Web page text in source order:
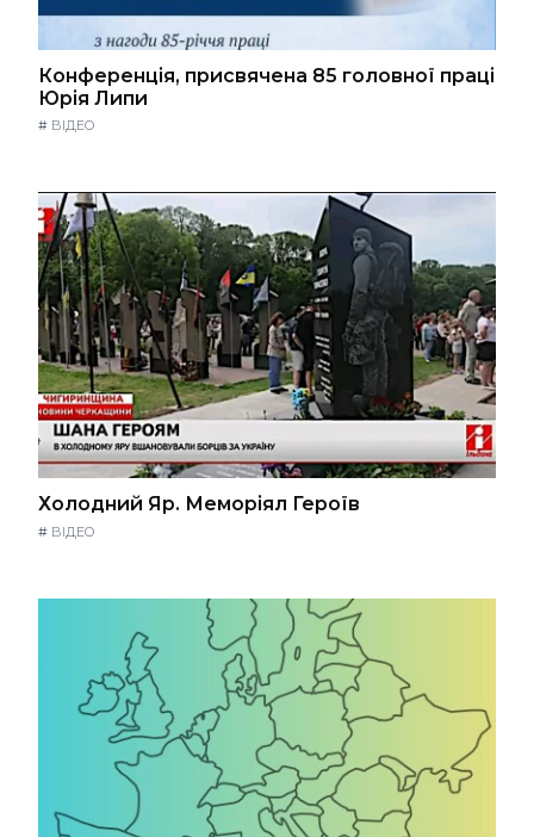
Конференція, присвячена 85 головної праці
Юрія Липи
# ВІДЕО
Холодний Яр. Меморіял Героїв
# ВІДЕО